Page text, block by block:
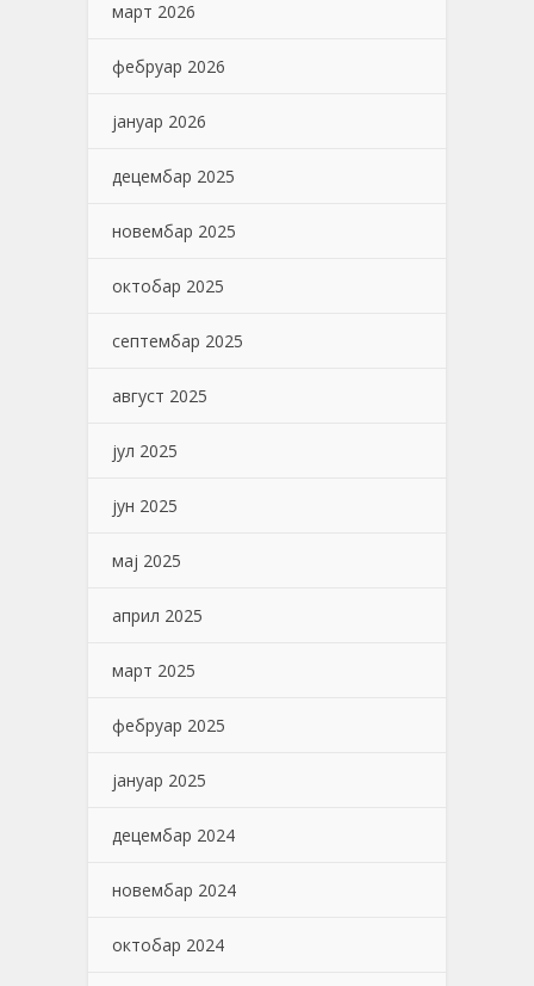
март 2026
фебруар 2026
јануар 2026
децембар 2025
новембар 2025
октобар 2025
септембар 2025
август 2025
јул 2025
јун 2025
мај 2025
април 2025
март 2025
фебруар 2025
јануар 2025
децембар 2024
новембар 2024
октобар 2024